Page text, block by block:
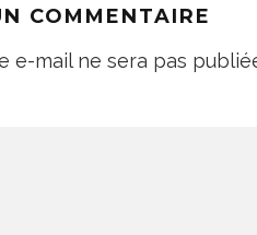
COMMENTAIRE
e-mail ne sera pas